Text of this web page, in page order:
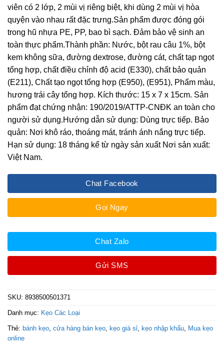
viên có 2 lớp, 2 mùi vị riêng biệt, khi dùng 2 mùi vị hòa
quyện vào nhau rất đặc trưng.Sản phẩm được đóng gói
trong hũ nhựa PE, PP, bao bì sạch. Đảm bảo vệ sinh an
toàn thực phẩm.Thành phần: Nước, bột rau câu 1%, bột
kem không sữa, đường dextrose, đường cát, chất tạp ngọt
tổng hợp, chất điều chỉnh độ acid (E330), chất bảo quản
(E211), Chất tạo ngọt tổng hợp (E950), (E951), Phẩm màu,
hương trái cây tổng hợp. Kích thước: 15 x 7 x 15cm. Sản
phẩm đạt chứng nhận: 190/2019/ATTP-CNĐK an toàn cho
người sử dụng.Hướng dẫn sử dụng: Dùng trực tiếp. Bảo
quản: Nơi khô ráo, thoáng mát, tránh ánh nắng trực tiếp.
Hạn sử dụng: 18 tháng kể từ ngày sản xuất Nơi sản xuất:
Việt Nam.
Chat Facebook
Gọi Ngay
Chat Zalo
Gửi SMS
SKU: 8938500501371
Danh mục: Kẹo Các Loại
Thẻ: bánh kẹo, cửa hàng bán kẹo, kẹo giá sỉ, kẹo nhập khẩu, Mua kẹo
online